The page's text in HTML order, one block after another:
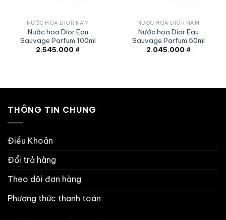
NƯỚC HOA DIOR NAM
Nước hoa Dior Eau
Sauvage Parfum 100ml
2.545.000 ₫
NƯỚC HOA DIOR NAM
Nước hoa Dior Eau
Sauvage Parfum 50ml
2.045.000 ₫
THÔNG TIN CHUNG
Điều Khoản
Đổi trả hàng
Theo dõi đơn hàng
Phương thức thanh toán